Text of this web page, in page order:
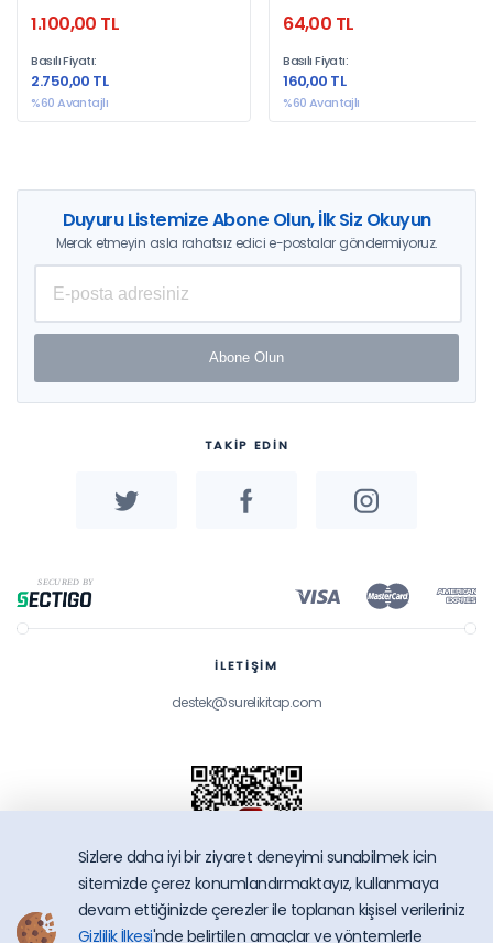
1.100,00 TL
Basılı Fiyatı:
2.750,00 TL
%60 Avantajlı
64,00 TL
Basılı Fiyatı:
160,00 TL
%60 Avantajlı
Duyuru Listemize Abone Olun, İlk Siz Okuyun
Merak etmeyin asla rahatsız edici e-postalar göndermiyoruz.
Abone Olun
TAKİP EDİN
İLETİŞİM
destek@surelikitap.com
Sizlere daha iyi bir ziyaret deneyimi sunabilmek icin
sitemizde çerez konumlandırmaktayız, kullanmaya
devam ettiğinizde çerezler ile toplanan kişisel verileriniz
Gizlilik İlkesi'nde belirtilen amaçlar ve yöntemlerle